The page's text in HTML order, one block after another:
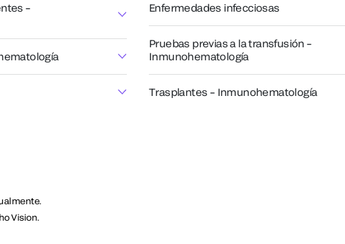
–
Enfermedades infecciosas
Pruebas previas a la transfusión –
Inmunohematología
Trasplantes – Inmunohematología
Vision.